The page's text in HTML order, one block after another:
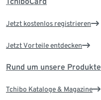
Jetzt kostenlos registrieren
Jetzt Vorteile entdecken
Rund um unsere Produkte
Tchibo Kataloge & Magazine